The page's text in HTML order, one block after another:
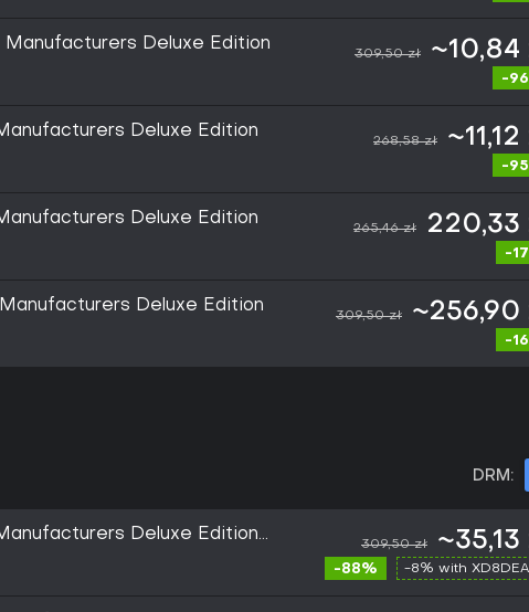
Manufacturers Deluxe Edition
309,50 zł ~10,84
-
Deluxe Edition
268,58 zł ~11,12
-
Deluxe Edition
265,46 zł 220,33
-
Deluxe Edition
309,50 zł ~256,90
-
DRM:
Deluxe Edition
309,50 zł ~35,13
-88% -8% with